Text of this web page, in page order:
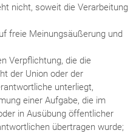
nicht, soweit die Verarbeitung
freie Meinungsäußerung und
Verpflichtung, die die
der Union oder der
unterliegt,
einer Aufgabe, die im
in Ausübung öffentlicher
übertragen wurde;